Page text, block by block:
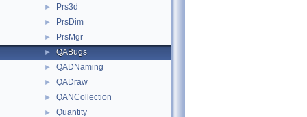
► Prs3d
► PrsDim
► PrsMgr
► QABugs
► QADNaming
► QADraw
► QANCollection
► Quantity